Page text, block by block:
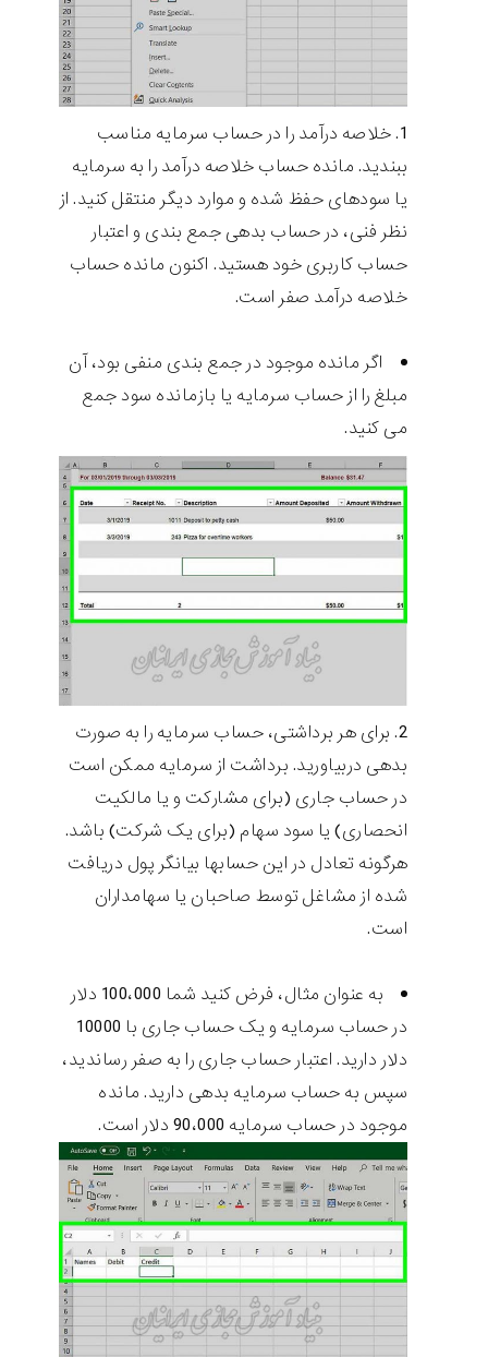
خلاصه درآمد را در حساب سرمایه مناسب
ببندید. مانده حساب خلاصه درآمد را به سرمایه
یا سودهای حفظ شده و موارد دیگر منتقل کنید. از
نظر فنی، در حساب بدهی جمع بندی و اعتبار
حساب کاربری خود هستید. اکنون مانده حساب
خلاصه درآمد صفر است.
اگر مانده موجود در جمع بندی منفی بود، آن
مبلغ را از حساب سرمایه یا بازمانده سود جمع
می کنید.
برای هر برداشتی، حساب سرمایه را به صورت
بدهی دربیاورید. برداشت از سرمایه ممکن است
در حساب جاری (برای مشارکت و یا مالکیت
انحصاری) یا سود سهام (برای یک شرکت) باشد.
هرگونه تعادل در این حسابها بیانگر پول دریافت
شده از مشاغل توسط صاحبان یا سهامداران
است.
به عنوان مثال، فرض کنید شما 100،000 دلار
در حساب سرمایه و یک حساب جاری با 10000
دلار دارید. اعتبار حساب جاری را به صفر رساندید،
سپس به حساب سرمایه بدهی دارید. مانده
موجود در حساب سرمایه 90،000 دلار است.